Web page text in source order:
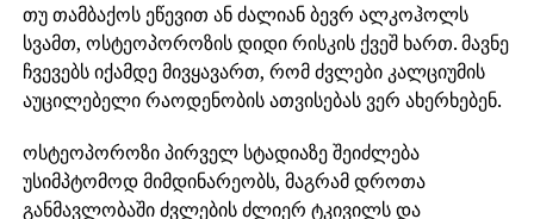
თუ თამბაქოს ეწევით ან ძალიან ბევრ ალკოჰოლს
სვამთ, ოსტეოპოროზის დიდი რისკის ქვეშ ხართ. მავნე
ჩვევებს იქამდე მივყავართ, რომ ძვლები კალციუმის
აუცილებელი რაოდენობის ათვისებას ვერ ახერხებენ.
ოსტეოპოროზი პირველ სტადიაზე შეიძლება
უსიმპტომოდ მიმდინარეობს, მაგრამ დროთა
განმავლობაში ძვლების ძლიერ ტკივილს და